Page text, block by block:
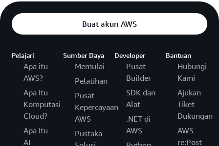
Buat akun AWS
Pelajari
Apa itu
AWS?
Apa Itu
Komputasi
Cloud?
Apa Itu
AI
Sumber Daya
Memulai
Pelatihan
Pusat
Kepercayaan
AWS
Pustaka
Developer
Pusat
Builder
SDK dan
Alat
.NET di
AWS
Bantuan
Hubungi
Kami
Ajukan
Tiket
Dukungan
AWS
re:Post